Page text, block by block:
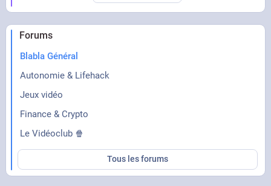
Forums
Blabla Général
Autonomie & Lifehack
Jeux vidéo
Finance & Crypto
Le Vidéoclub 🍿
Tous les forums